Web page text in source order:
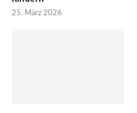
25. März 2026